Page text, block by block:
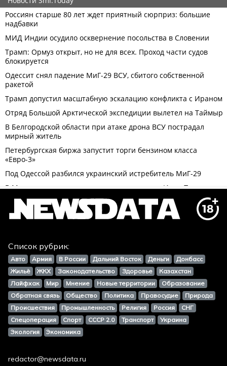
Список рубрик:
Авто Армия В России Дальний Восток Деньги
Донбасс
Жильё
ЖКХ Законодательство Здоровье
Казахстан
Лайфхак
Мир Мнение Новые территории
Образование
Обратная связь
Общество Политика Правосудие
Природа
Происшествия
Промышленность Религия Россия
СНГ
Спецоперация
Спорт СССР 2.0 Транспорт
Украина
Экология
Экономика
redactor@newsdata.ru